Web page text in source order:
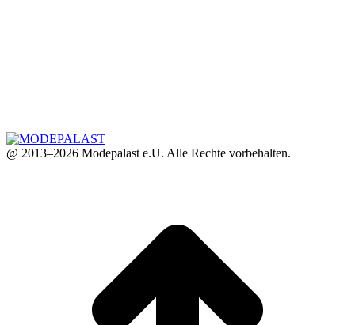
@ 2013–2026 Modepalast e.U. Alle Rechte vorbehalten.